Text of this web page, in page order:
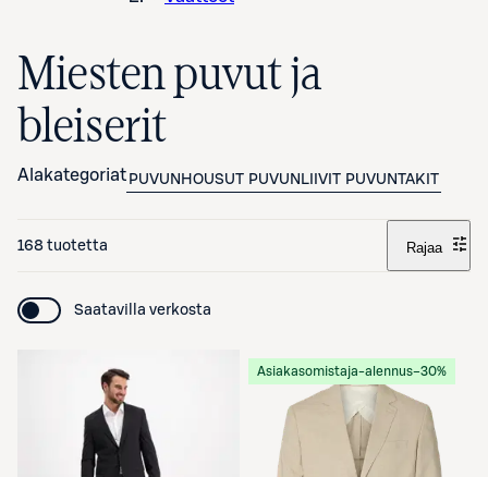
Miesten puvut ja
bleiserit
Alakategoriat PUVUNHOUSUT PUVUNLIIVIT PUVUNTAKIT
168 tuotetta Rajaa
Saatavilla verkosta
Asiakasomistaja-alennus−30%